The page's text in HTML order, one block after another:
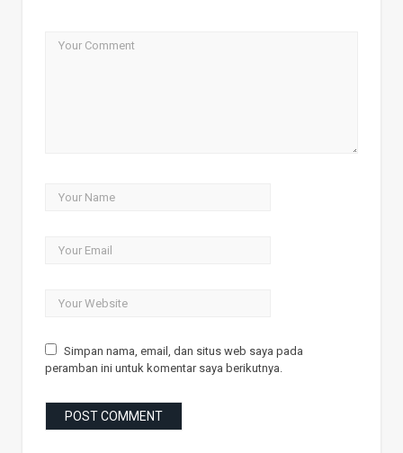
Simpan nama, email, dan situs web saya pada
peramban ini untuk komentar saya berikutnya.